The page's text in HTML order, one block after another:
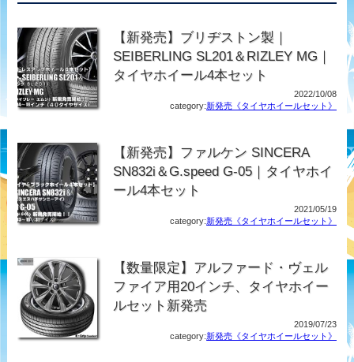
【新発売】ブリヂストン製｜
SEIBERLING SL201＆RIZLEY MG｜
タイヤホイール4本セット
2022/10/08
category:新発売《タイヤホイールセット》
【新発売】ファルケン SINCERA
SN832i＆G.speed G-05｜タイヤホイ
ール4本セット
2021/05/19
category:新発売《タイヤホイールセット》
【数量限定】アルファード・ヴェル
ファイア用20インチ、タイヤホイー
ルセット新発売
2019/07/23
category:新発売《タイヤホイールセット》